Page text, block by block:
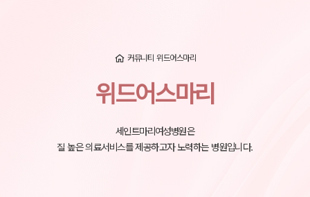
커뮤니티 위드어스마리
위드어스마리
세인트마리여성병원은
질 높은 의료서비스를 제공하고자 노력하는 병원입니다.